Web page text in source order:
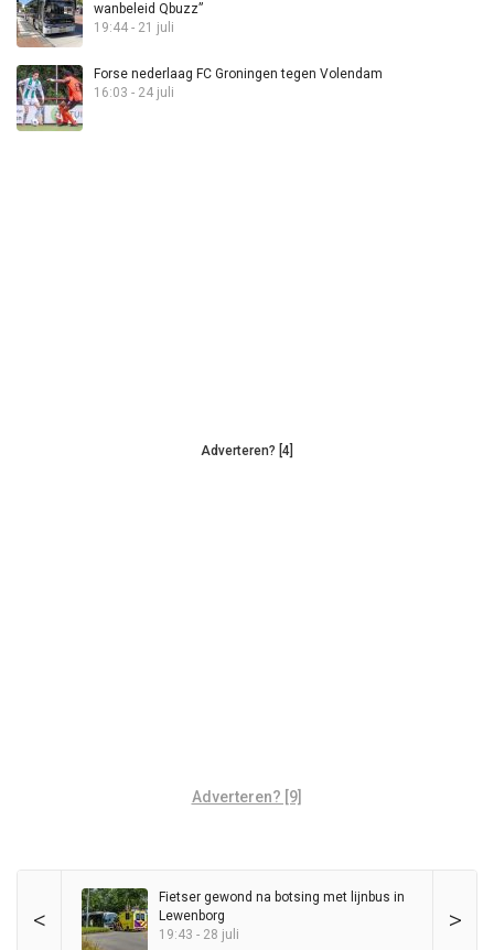
wanbeleid Qbuzz”
19:44 - 21 juli
Forse nederlaag FC Groningen tegen Volendam
16:03 - 24 juli
Adverteren? [4]
Adverteren? [9]
< >
Fietser gewond na botsing met lijnbus in
Lewenborg
19:43 - 28 juli